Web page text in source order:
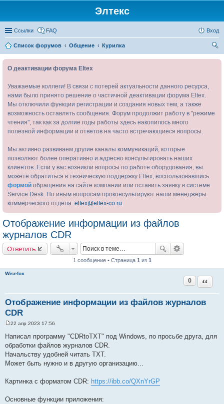
Элтекс
Ссылки FAQ Вход
Список форумов Общение
Курилка
О деактивации форума Eltex
Уважаемые коллеги! В связи с потерей актуальности данного ресурса,
нами было принято решение о частичной деактивации форума Eltex.
Мы отключили функции регистрации и создания новых тем, а также
возможность оставлять сообщения. Форум продолжит работу в "режиме
чтения", так как за долгие годы работы здесь накопилось много
полезной информации и ответов на часто встречающиеся вопросы.
Мы активно развиваем другие каналы коммуникаций, которые
позволяют более оперативно и адресно консультировать наших
клиентов. Если у вас возникли вопросы по работе оборудования, вы
можете обратиться в техническую поддержку Eltex, воспользовавшись
формой обращения на сайте компании или оставить заявку в системе
Service Desk. По иным вопросам проконсультируют наши менеджеры
коммерческого отдела: eltex@eltex-co.ru.
Отображение информации из файлов
журналов CDR
Ответить
1 сообщение • Страница 1 из 1
Wisefox
Отображение информации из файлов журналов
CDR
0 Цитата
о
б
е
н
22 апр 2023 17:56
Написал программу "CDRtoTXT" под Windows, по просьбе друга, для
обработки файлов журналов CDR.
Начальству удобней читать TXT.
Может быть нужно и в другую организацию...
Картинка с форматом CDR: https://ibb.co/QXnYrGP
Основные функции приложения: